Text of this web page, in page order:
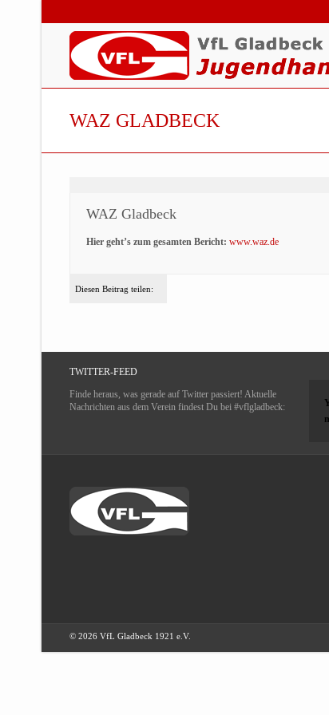
WAZ GLADBECK
WAZ Gladbeck
Hier geht’s zum gesamten Bericht: www.waz.de
Diesen Beitrag teilen:
TWITTER-FEED
Finde heraus, was gerade auf Twitter passiert! Aktuelle
Nachrichten aus dem Verein findest Du bei #vflgladbeck:
© 2026 VfL Gladbeck 1921 e.V.